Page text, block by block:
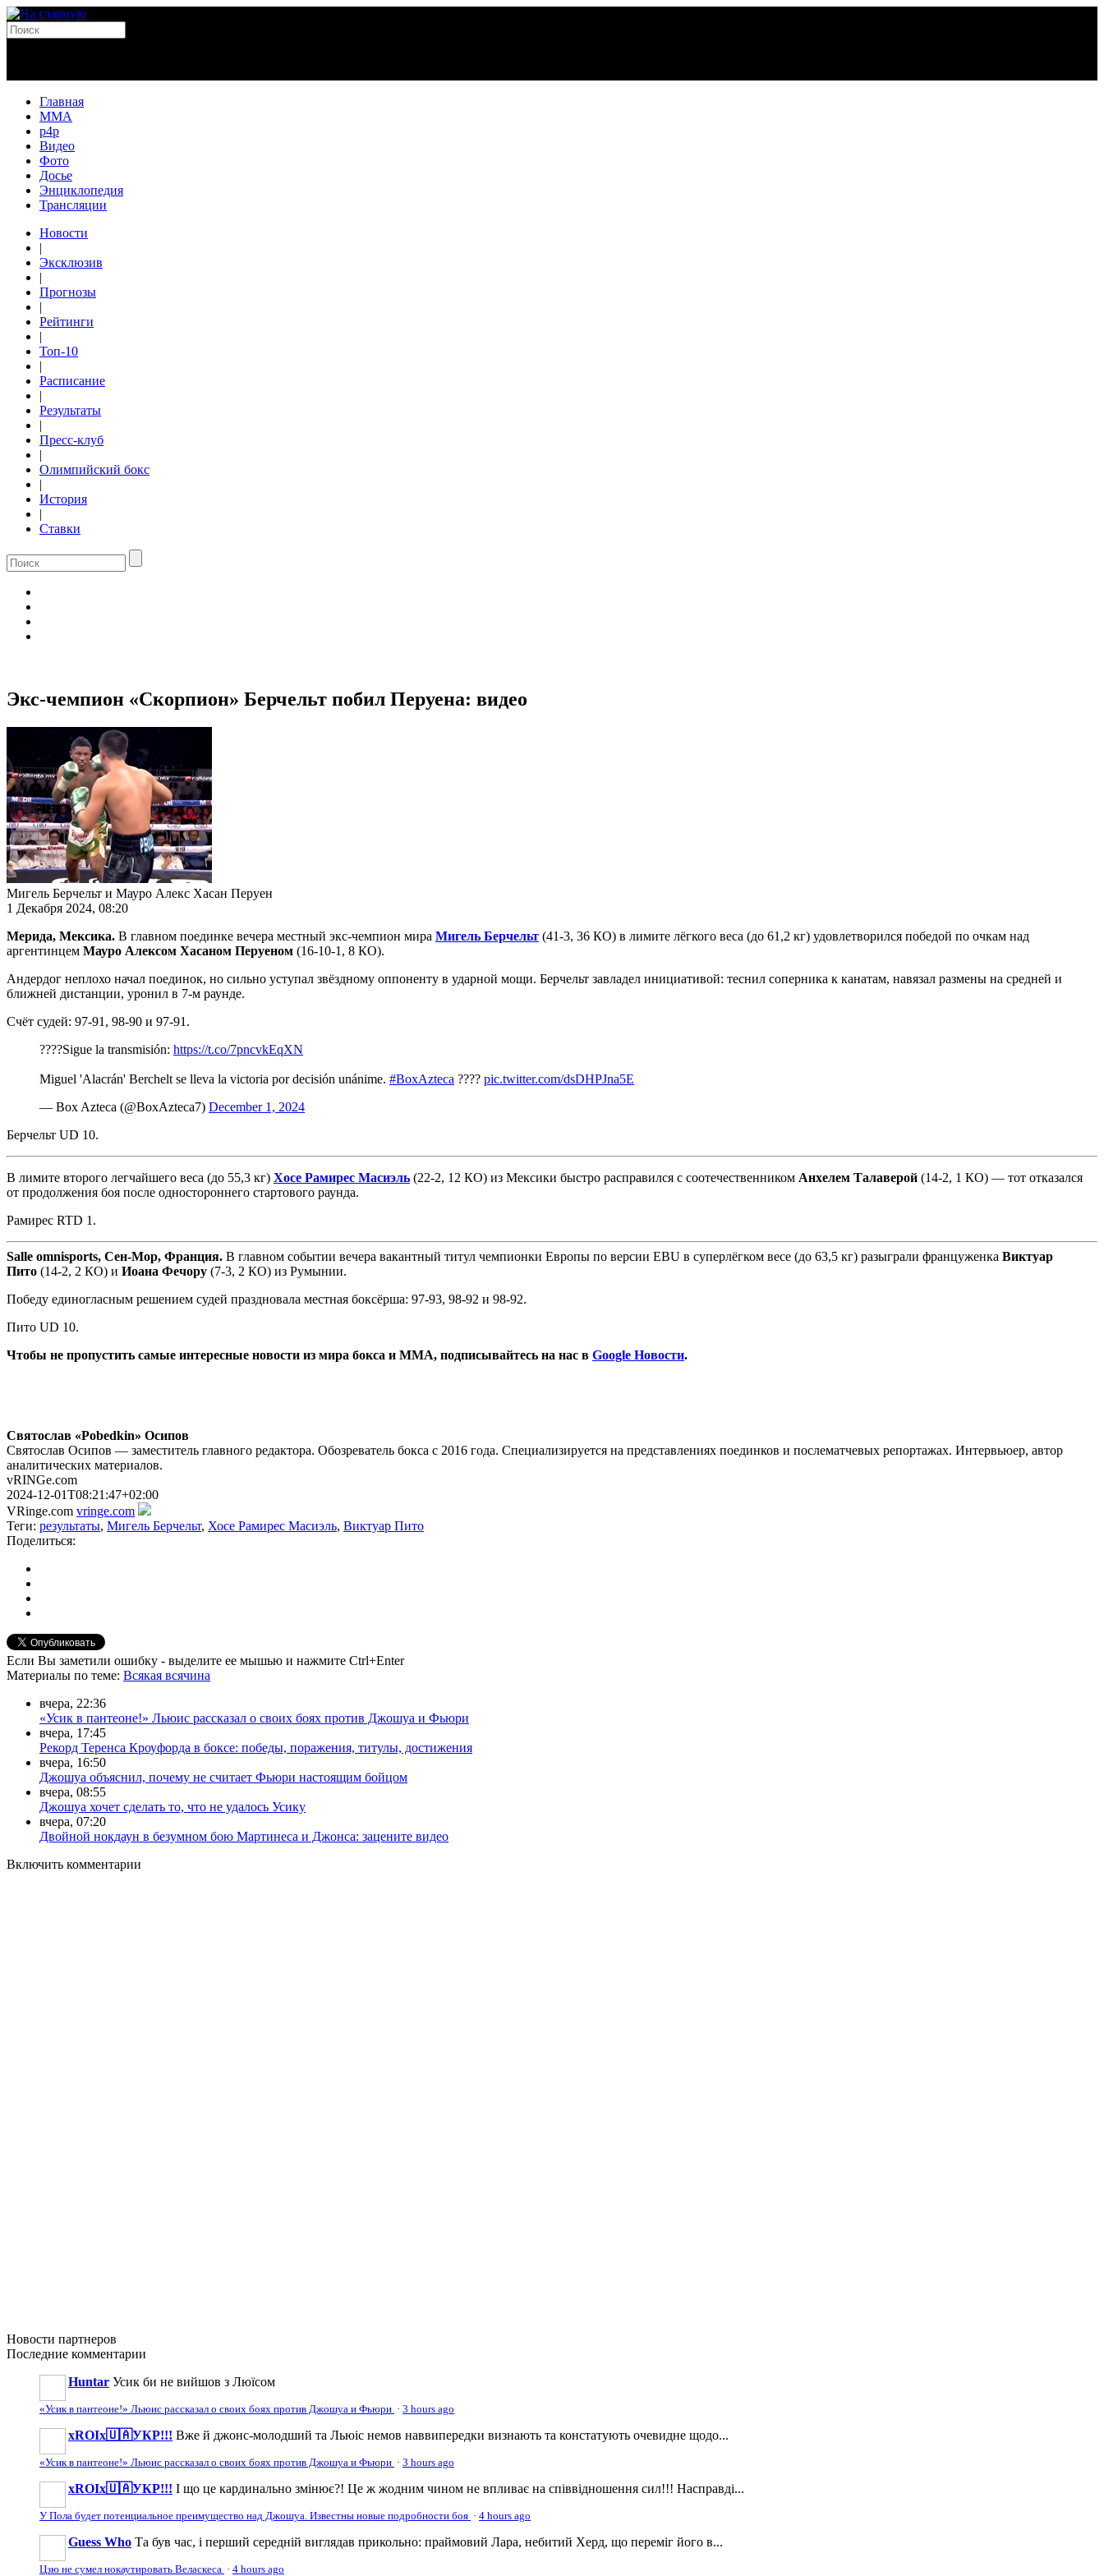
Главная
MMA
p4p
Видео
Фото
Досье
Энциклопедия
Трансляции
Новости
|
Эксклюзив
|
Прогнозы
|
Рейтинги
|
Топ-10
|
Расписание
|
Результаты
|
Пресс-клуб
|
Олимпийский бокс
|
История
|
Ставки
Экс-чемпион «Скорпион» Берчельт побил Перуена: видео
Мигель Берчельт и Мауро Алекс Хасан Перуен
1 Декабря 2024, 08:20
Мерида, Мексика. В главном поединке вечера местный экс-чемпион мира Мигель Берчельт (41-3, 36 КО) в лимите лёгкого веса (до 61,2 кг) удовлетворился победой по очкам над
аргентинцем Мауро Алексом Хасаном Перуеном (16-10-1, 8 КО).
Андердог неплохо начал поединок, но сильно уступал звёздному оппоненту в ударной мощи. Берчельт завладел инициативой: теснил соперника к канатам, навязал размены на средней и
ближней дистанции, уронил в 7-м раунде.
Счёт судей: 97-91, 98-90 и 97-91.
????Sigue la transmisión: https://t.co/7pncvkEqXN
Miguel 'Alacrán' Berchelt se lleva la victoria por decisión unánime. #BoxAzteca ???? pic.twitter.com/dsDHPJna5E
— Box Azteca (@BoxAzteca7) December 1, 2024
Берчельт UD 10.
В лимите второго легчайшего веса (до 55,3 кг) Хосе Рамирес Масиэль (22-2, 12 КО) из Мексики быстро расправился с соотечественником Анхелем Талаверой (14-2, 1 КО) — тот отказался
от продолжения боя после одностороннего стартового раунда.
Рамирес RTD 1.
Salle omnisports, Сен-Мор, Франция. В главном событии вечера вакантный титул чемпионки Европы по версии EBU в суперлёгком весе (до 63,5 кг) разыграли француженка Виктуар
Пито (14-2, 2 КО) и Иоана Фечору (7-3, 2 КО) из Румынии.
Победу единогласным решением судей праздновала местная боксёрша: 97-93, 98-92 и 98-92.
Пито UD 10.
Чтобы не пропустить самые интересные новости из мира бокса и ММА, подписывайтесь на нас в Google Новости.
Святослав «Pobedkin» Осипов
Святослав Осипов — заместитель главного редактора. Обозреватель бокса с 2016 года. Специализируется на представлениях поединков и послематчевых репортажах. Интервьюер, автор
аналитических материалов.
vRINGe.com
2024-12-01T08:21:47+02:00
VRinge.com vringe.com
Теги: результаты, Мигель Берчельт, Хосе Рамирес Масиэль, Виктуар Пито
Поделиться:
Если Вы заметили ошибку - выделите ее мышью и нажмите Ctrl+Enter
Материалы по теме: Всякая всячина
вчера, 22:36
«Усик в пантеоне!» Льюис рассказал о своих боях против Джошуа и Фьюри
вчера, 17:45
Рекорд Теренса Кроуфорда в боксе: победы, поражения, титулы, достижения
вчера, 16:50
Джошуа объяснил, почему не считает Фьюри настоящим бойцом
вчера, 08:55
Джошуа хочет сделать то, что не удалось Усику
вчера, 07:20
Двойной нокдаун в безумном бою Мартинеса и Джонса: зацените видео
Включить комментарии
Новости партнеров
Последние комментарии
Huntar Усик би не вийшов з Люїсом
«Усик в пантеоне!» Льюис рассказал о своих боях против Джошуа и Фьюри · 3 hours ago
xROIx🇺🇦УКР!!! Вже й джонс-молодший та Льюіс немов наввипередки визнають та констатують очевидне щодо...
«Усик в пантеоне!» Льюис рассказал о своих боях против Джошуа и Фьюри · 3 hours ago
xROIx🇺🇦УКР!!! І що це кардинально змінює?! Це ж жодним чином не впливає на співвідношення сил!!! Насправді...
У Пола будет потенциальное преимущество над Джошуа. Известны новые подробности боя · 4 hours ago
Guess Who Та був час, і перший середній виглядав прикольно: праймовий Лара, небитий Херд, що переміг його в...
Цзю не сумел нокаутировать Веласкеса · 4 hours ago